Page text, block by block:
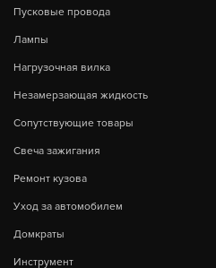
Пусковые провода
Лампы
Нагрузочная вилка
Незамерзающая жидкость
Сопутствующие товары
Свеча зажигания
Ремонт кузова
Уход за автомобилем
Домкраты
Инструмент